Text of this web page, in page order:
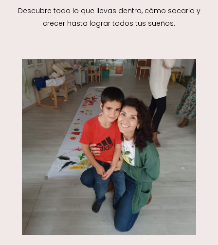
Descubre todo lo que llevas dentro, cómo sacarlo y
crecer hasta lograr todos tus sueños.